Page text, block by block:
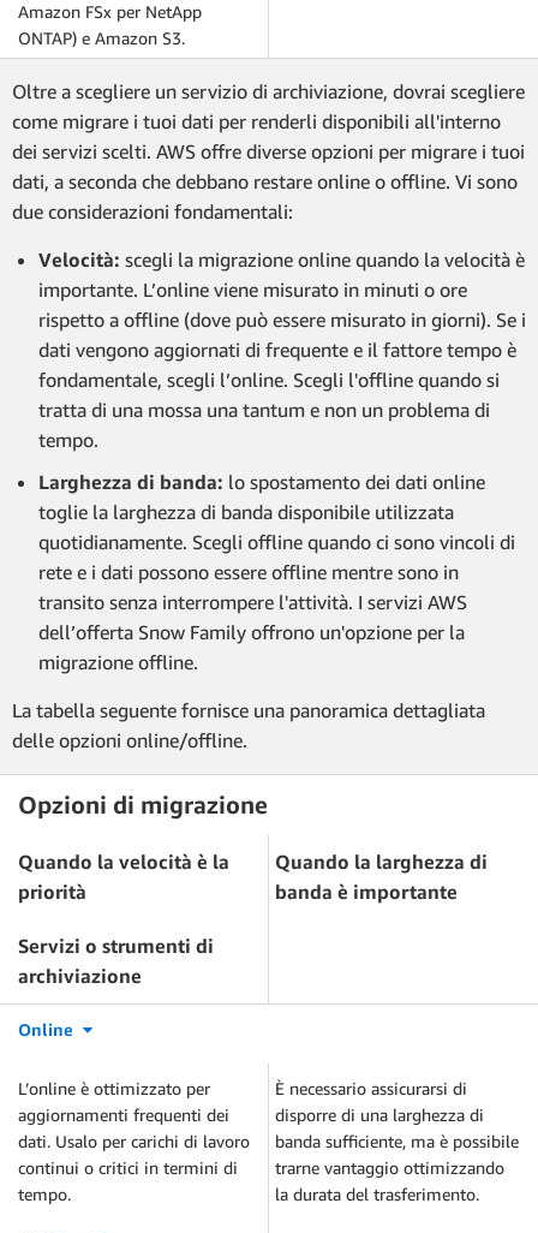
Amazon FSx per NetApp
ONTAP) e Amazon S3.
Oltre a scegliere un servizio di archiviazione, dovrai scegliere
come migrare i tuoi dati per renderli disponibili all'interno
dei servizi scelti. AWS offre diverse opzioni per migrare i tuoi
dati, a seconda che debbano restare online o offline. Vi sono
due considerazioni fondamentali:
Velocità: scegli la migrazione online quando la velocità è
importante. L’online viene misurato in minuti o ore
rispetto a offline (dove può essere misurato in giorni). Se i
dati vengono aggiornati di frequente e il fattore tempo è
fondamentale, scegli l’online. Scegli l'offline quando si
tratta di una mossa una tantum e non un problema di
tempo.
Larghezza di banda: lo spostamento dei dati online
toglie la larghezza di banda disponibile utilizzata
quotidianamente. Scegli offline quando ci sono vincoli di
rete e i dati possono essere offline mentre sono in
transito senza interrompere l'attività. I servizi AWS
dell’offerta Snow Family offrono un'opzione per la
migrazione offline.
La tabella seguente fornisce una panoramica dettagliata
delle opzioni online/offline.
Opzioni di migrazione
Quando la velocità è la
priorità
Quando la larghezza di
banda è importante
Servizi o strumenti di
archiviazione
Online
L’online è ottimizzato per
aggiornamenti frequenti dei
dati. Usalo per carichi di lavoro
continui o critici in termini di
tempo.
È necessario assicurarsi di
disporre di una larghezza di
banda sufficiente, ma è possibile
trarne vantaggio ottimizzando
la durata del trasferimento.